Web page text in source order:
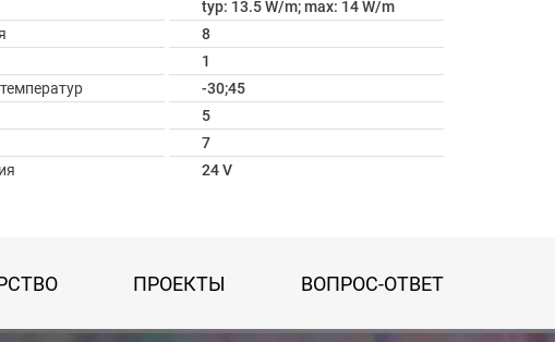
typ: 13.5 W/m; max: 14 W/m
8
1
-30;45
5
7
24 V
ПРОЕКТЫ ВОПРОС-ОТВЕТ